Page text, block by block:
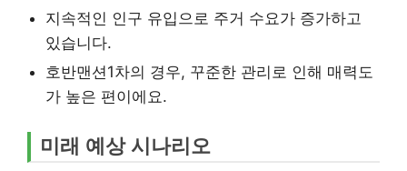
지속적인 인구 유입으로 주거 수요가 증가하고
있습니다.
호반맨션1차의 경우, 꾸준한 관리로 인해 매력도
가 높은 편이에요.
미래 예상 시나리오